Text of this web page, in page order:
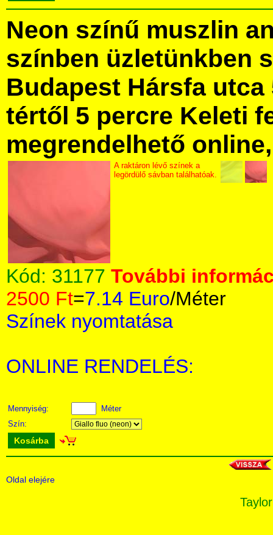
Neon színű muszlin
színben üzletünkben
Budapest Hársfa utca
tértől 5 percre Keleti
megrendelhető
A raktáron lévő színek a
legördülő sávban találhatóak.
Kód: 31177 További
2500 Ft=7.14 Euro/Méter
Színek nyomtatása
ONLINE RENDELÉS:
Mennyiség:
Méter
Szín:
Kosárba
Oldal elejére